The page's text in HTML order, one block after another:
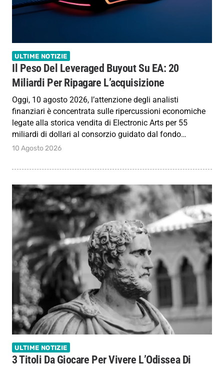
ULTIME NOTIZIE
Il Peso Del Leveraged Buyout Su EA: 20
Miliardi Per Ripagare L’acquisizione
Oggi, 10 agosto 2026, l’attenzione degli analisti
finanziari è concentrata sulle ripercussioni economiche
legate alla storica vendita di Electronic Arts per 55
miliardi di dollari al consorzio guidato dal fondo…
10 Agosto 2026
ULTIME NOTIZIE
3 Titoli Da Giocare Per Vivere L’Odissea Di